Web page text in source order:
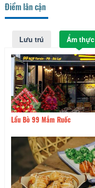
Điểm lân cận
Lưu trú Ẩm thực
Lẩu Bò 99 Mắm Ruốc